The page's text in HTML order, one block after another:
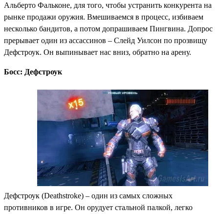
Альберто Фальконе, для того, чтобы устранить конкурента на
рынке продажи оружия. Вмешиваемся в процесс, избиваем
несколько бандитов, а потом допрашиваем Пингвина. Допрос
прерывает один из ассассинов – Слейд Уилсон по прозвищу
Дефстроук. Он выпинывает нас вниз, обратно на арену.
Босс: Дефстроук
Дефстроук (Deathstroke) – один из cамых сложных
противников в игре. Он орудует стальной палкой, легко